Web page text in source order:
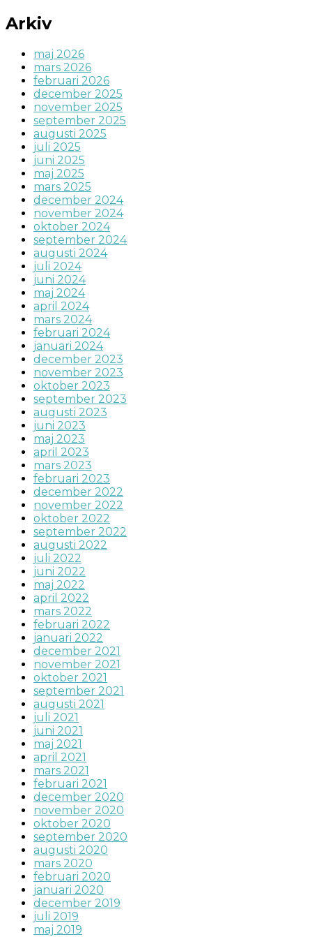
Arkiv
maj 2026
mars 2026
februari 2026
december 2025
november 2025
september 2025
augusti 2025
juli 2025
juni 2025
maj 2025
mars 2025
december 2024
november 2024
oktober 2024
september 2024
augusti 2024
juli 2024
juni 2024
maj 2024
april 2024
mars 2024
februari 2024
januari 2024
december 2023
november 2023
oktober 2023
september 2023
augusti 2023
juni 2023
maj 2023
april 2023
mars 2023
februari 2023
december 2022
november 2022
oktober 2022
september 2022
augusti 2022
juli 2022
juni 2022
maj 2022
april 2022
mars 2022
februari 2022
januari 2022
december 2021
november 2021
oktober 2021
september 2021
augusti 2021
juli 2021
juni 2021
maj 2021
april 2021
mars 2021
februari 2021
december 2020
november 2020
oktober 2020
september 2020
augusti 2020
mars 2020
februari 2020
januari 2020
december 2019
juli 2019
maj 2019